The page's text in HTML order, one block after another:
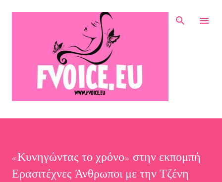
Μετάβαση στο κύριο περιεχόμενο
«Κυνηγώντας το χρόνο» στην εκπομπή
Ερασιτέχνες Άνθρωποι με την Τζένη